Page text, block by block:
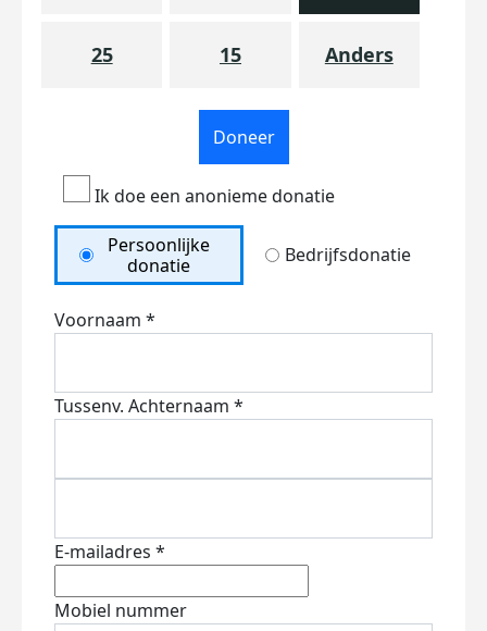
25 15 Anders
Doneer
Ik doe een anonieme donatie
Persoonlijke
donatie
Bedrijfsdonatie
Voornaam *
Tussenv. Achternaam *
E-mailadres *
Mobiel nummer